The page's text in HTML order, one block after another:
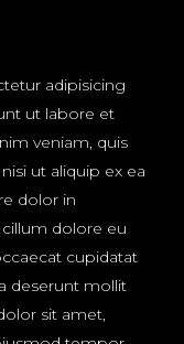
adipisicing
ut labore et
veniam, quis
ut aliquip ex ea
dolor in
dolore eu
cupidatat
deserunt mollit
sit amet,